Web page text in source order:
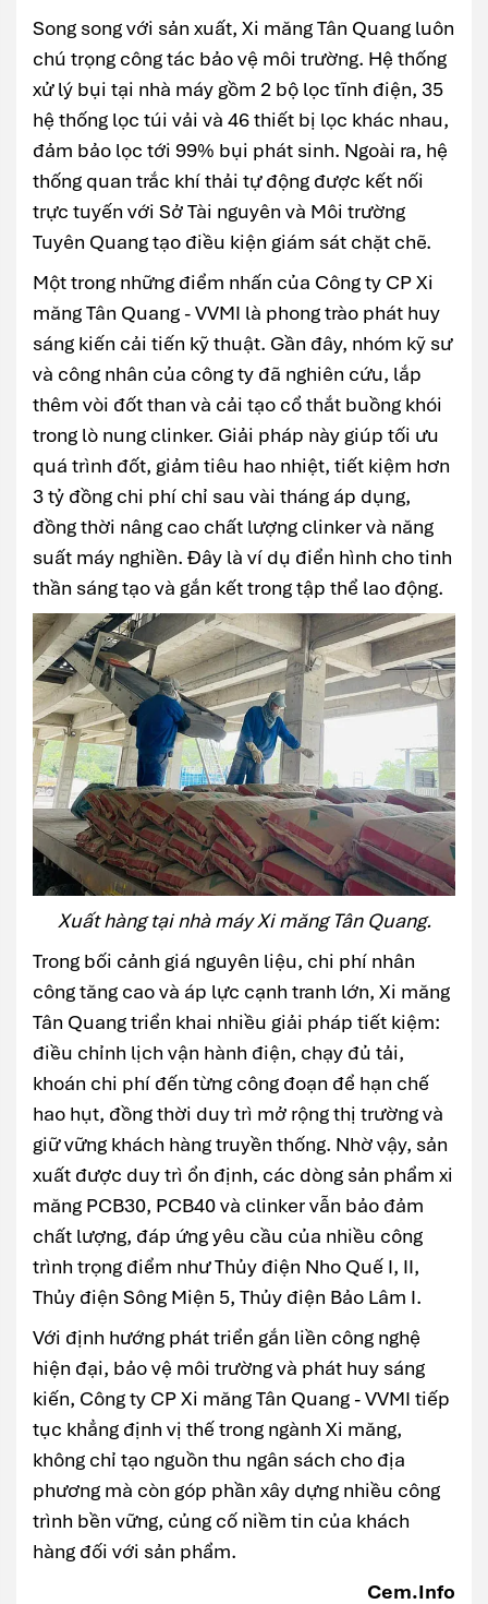
Song song với sản xuất, Xi măng Tân Quang luôn
chú trọng công tác bảo vệ môi trường. Hệ thống
xử lý bụi tại nhà máy gồm 2 bộ lọc tĩnh điện, 35
hệ thống lọc túi vải và 46 thiết bị lọc khác nhau,
đảm bảo lọc tới 99% bụi phát sinh. Ngoài ra, hệ
thống quan trắc khí thải tự động được kết nối
trực tuyến với Sở Tài nguyên và Môi trường
Tuyên Quang tạo điều kiện giám sát chặt chẽ.
Một trong những điểm nhấn của Công ty CP Xi
măng Tân Quang - VVMI là phong trào phát huy
sáng kiến cải tiến kỹ thuật. Gần đây, nhóm kỹ sư
và công nhân của công ty đã nghiên cứu, lắp
thêm vòi đốt than và cải tạo cổ thắt buồng khói
trong lò nung clinker. Giải pháp này giúp tối ưu
quá trình đốt, giảm tiêu hao nhiệt, tiết kiệm hơn
3 tỷ đồng chi phí chỉ sau vài tháng áp dụng,
đồng thời nâng cao chất lượng clinker và năng
suất máy nghiền. Đây là ví dụ điển hình cho tinh
thần sáng tạo và gắn kết trong tập thể lao động.
Xuất hàng tại nhà máy Xi măng Tân Quang.
Trong bối cảnh giá nguyên liệu, chi phí nhân
công tăng cao và áp lực cạnh tranh lớn, Xi măng
Tân Quang triển khai nhiều giải pháp tiết kiệm:
điều chỉnh lịch vận hành điện, chạy đủ tải,
khoán chi phí đến từng công đoạn để hạn chế
hao hụt, đồng thời duy trì mở rộng thị trường và
giữ vững khách hàng truyền thống. Nhờ vậy, sản
xuất được duy trì ổn định, các dòng sản phẩm xi
măng PCB30, PCB40 và clinker vẫn bảo đảm
chất lượng, đáp ứng yêu cầu của nhiều công
trình trọng điểm như Thủy điện Nho Quế I, II,
Thủy điện Sông Miện 5, Thủy điện Bảo Lâm I.
Với định hướng phát triển gắn liền công nghệ
hiện đại, bảo vệ môi trường và phát huy sáng
kiến, Công ty CP Xi măng Tân Quang - VVMI tiếp
tục khẳng định vị thế trong ngành Xi măng,
không chỉ tạo nguồn thu ngân sách cho địa
phương mà còn góp phần xây dựng nhiều công
trình bền vững, củng cố niềm tin của khách
hàng đối với sản phẩm.
Cem.Info